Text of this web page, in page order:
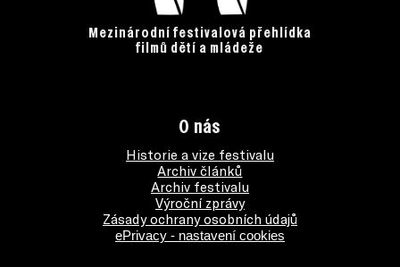
Mezinárodní festivalová přehlídka
filmů dětí a mládeže
O nás
Historie a vize festivalu
Archiv článků
Archiv festivalu
Výroční zprávy
Zásady ochrany osobních údajů
ePrivacy - nastavení cookies